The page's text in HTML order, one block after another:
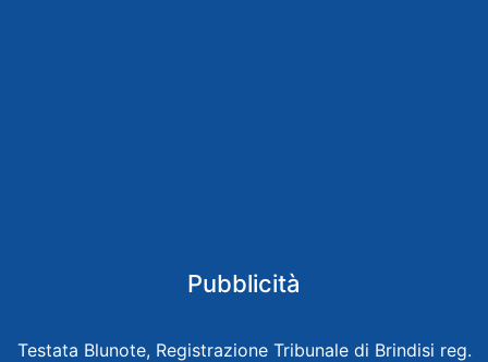
Pubblicità
Testata Blunote, Registrazione Tribunale di Brindisi reg.